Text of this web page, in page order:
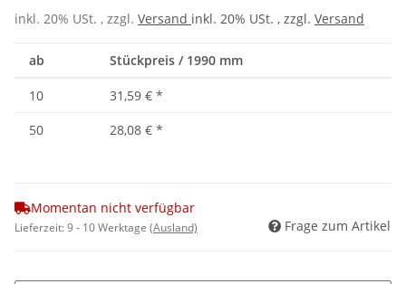
inkl. 20% USt. , zzgl. Versand inkl. 20% USt. , zzgl. Versand
ab Stückpreis / 1990 mm
10 31,59 € *
50
28,08 € *
Momentan nicht verfügbar
Lieferzeit:9 - 10 Werktage (Ausland) Frage zum Artikel